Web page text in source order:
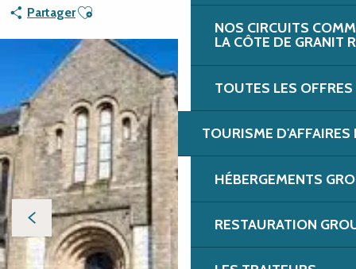
NOS CIRCUITS
LA CÔTE DE GRANIT
TOUTES LES
TOURISME
HÉBERGEMENTS
RESTAURATION
PartagerAjouter aux favoris